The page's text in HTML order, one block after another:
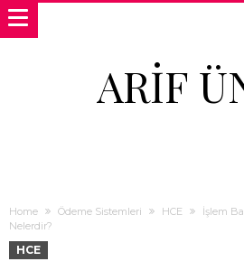
ARIF
Home Ödeme Sistemleri HCE
İşlem
Nelerdir?
HCE